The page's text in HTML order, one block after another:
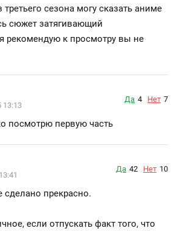
сезона могу сказать аниме
сюжет затягивающий
рекомендую к просмотру вы не
13:13
Да 4 Нет 7
посмотрю первую часть
Да 42 Нет 10
прекрасно.
если отпускать факт того, что